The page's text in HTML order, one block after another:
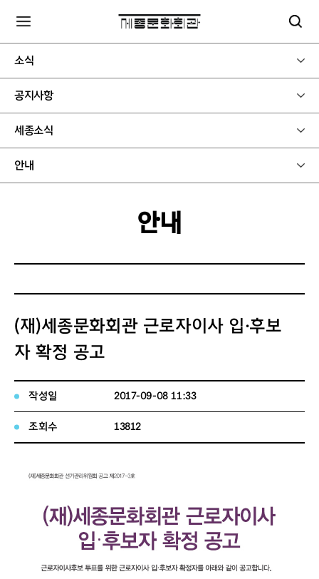
소식
공지사항
세종소식
안내
안내
(재)세종문화회관 근로자이사 입·후보
자 확정 공고
작성일 2017-09-08 11:33
조회수 13812